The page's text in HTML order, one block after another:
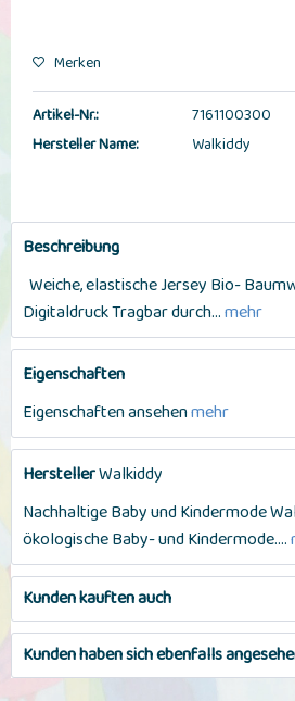
Merken
Artikel-Nr.:
7161100300
Hersteller Name:
Walkiddy
Beschreibung
Weiche, elastische Jersey Bio-
Digitaldruck Tragbar durch...mehr
Eigenschaften
Eigenschaften ansehenmehr
HerstellerWalkiddy
Nachhaltige Baby und Kindermode
ökologische Baby- und Kindermode....
Kunden kauften auch
Kunden haben sich ebenfalls